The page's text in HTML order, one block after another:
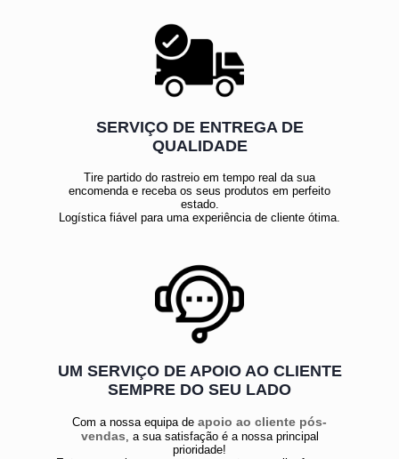
SERVIÇO DE ENTREGA DE
QUALIDADE
Tire partido do rastreio em tempo real da sua
encomenda e receba os seus produtos em perfeito
estado.
Logística fiável para uma experiência de cliente ótima.
UM SERVIÇO DE APOIO AO CLIENTE
SEMPRE DO SEU LADO
Com a nossa equipa de apoio ao cliente pós-
vendas , a sua satisfação é a nossa principal
prioridade!